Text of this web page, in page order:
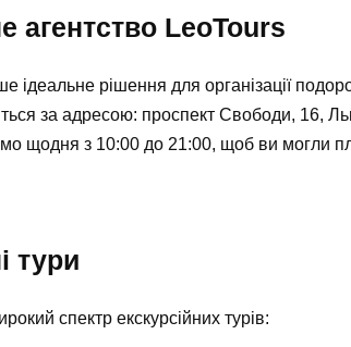
агентство LeoTours
ідеальне рішення для організації
за адресою: проспект Свободи, 16,
щодня з 10:00 до 21:00, щоб ви могли
тури
спектр екскурсійних турів: